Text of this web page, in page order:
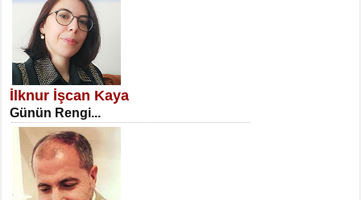
SATILMIŞ ÜMİT ÇETİNKAYA
Erkenlik...
İlknur İşcan Kaya
Günün Rengi...